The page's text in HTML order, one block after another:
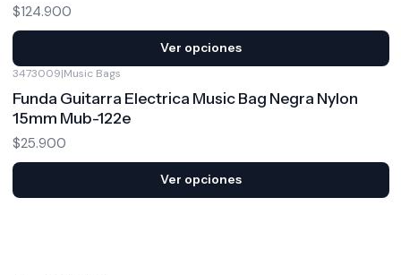
$124.900
Ver opciones
3473009|Music Bags
Funda Guitarra Electrica Music Bag Negra Nylon
15mm Mub-122e
$25.900
Ver opciones